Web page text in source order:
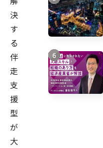
決
す
る
伴
走
支
援
型
が
大